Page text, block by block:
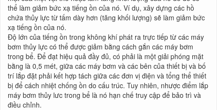
thể làm giảm bức xạ tiếng ồn của nó. Ví dụ, xây dựng các hồ
chứa thủy lực từ tấm dày hơn (tăng khối lượng) sẽ làm giảm bức
xạ tiếng ồn của nó.
Độ lớn của tiếng ồn trong không khí phát ra trực tiếp từ các máy
bơm thủy lực có thể được giảm bằng cách gắn các máy bơm
trong bể. Để đạt hiệu quả đầy đủ, có phải là một giải phóng mặt
bằng là 0,5 mét, giữa các máy bơm và các bên của thiết bị và bố
trí lắp đặt phải kết hợp tách giữa các đơn vị điện và tổng thể thiết
bị để cách nhiệt chống ồn do cấu trúc. Tuy nhiên, nhược điểm lắp
máy bơm thủy lưc trong bể là nó hạn chế truy cập để bảo trì và
điều chỉnh.